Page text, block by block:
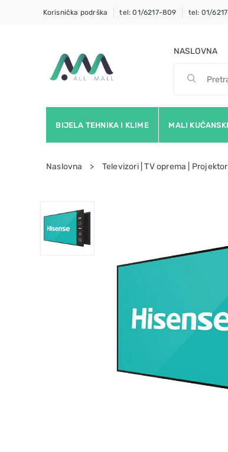
Korisnička podrška tel: 01/6217-809 tel: 01/
NASLOVNA
BIJELA TEHNIKA I KLIME MALI
Naslovna Televizori | TV oprema |